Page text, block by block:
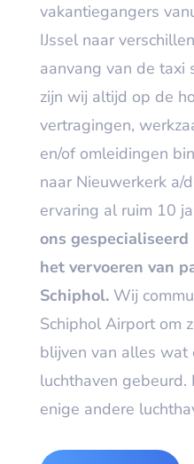
vakantiegangers
IJssel naar
aanvang van de taxi
zijn wij altijd op de
vertragingen,
en/of omleidingen
naar Nieuwerkerk a/
ervaring al ruim 10
ons gespecialiseerd
het vervoeren van
Schiphol. Wij
Schiphol Airport om
blijven van alles wat
luchthaven
enige andere